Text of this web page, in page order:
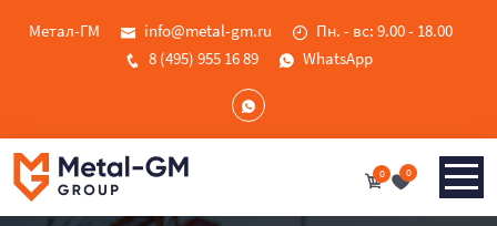
Метал-ГМ info@metal-gm.ru
Пн. - вс: 9.00 - 18.00
8 (495) 955 16 89
WhatsApp
0 0